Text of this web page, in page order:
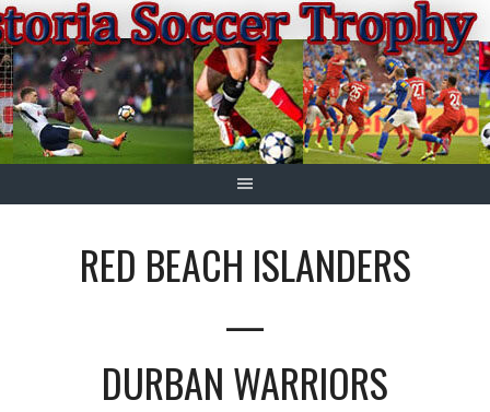
Springe
zum
Inhalt
RED BEACH ISLANDERS
—
DURBAN WARRIORS